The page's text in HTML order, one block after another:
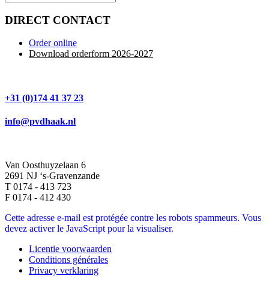
DIRECT CONTACT
Order online
Download orderform 2026-2027
+31 (0)174 41 37 23
info@pvdhaak.nl
Van Oosthuyzelaan 6
2691 NJ ‘s-Gravenzande
T 0174 - 413 723
F 0174 - 412 430
Cette adresse e-mail est protégée contre les robots spammeurs. Vous
devez activer le JavaScript pour la visualiser.
Licentie voorwaarden
Conditions générales
Privacy verklaring